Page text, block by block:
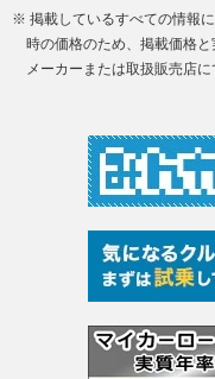
※ 掲載しているすべての情報
時の価格のため、掲載価格
メーカーまたは取扱販売店に